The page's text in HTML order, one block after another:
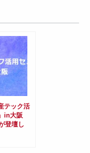
テック活
in大阪
登壇し